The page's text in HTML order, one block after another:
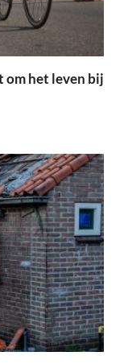
om het leven bij